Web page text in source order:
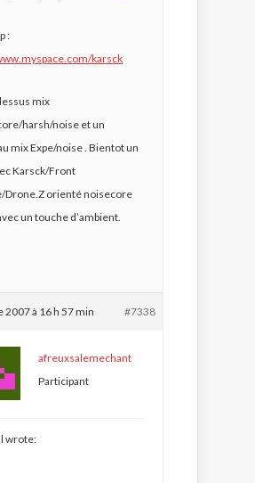
:
karsck
mix
harsh/noise et un
mix Expe/noise . Bientot un
Karsck/Front
Drone.Z orienté noisecore
un touche d’ambient.
2007 à 16 h 57 min #7338
afreuxsalemechant
Participant
wrote: